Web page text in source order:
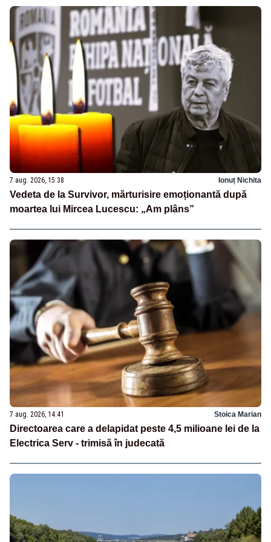
7 aug. 2026, 15:38 Ionuț Nichita
Vedeta de la Survivor, mărturisire emoționantă după
moartea lui Mircea Lucescu: „Am plâns”
7 aug. 2026, 14:41 Stoica Marian
Directoarea care a delapidat peste 4,5 milioane lei de la
Electrica Serv - trimisă în judecată